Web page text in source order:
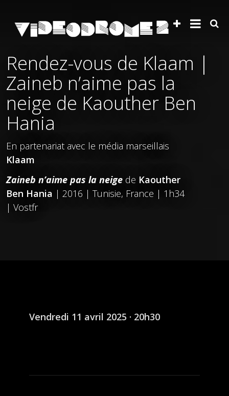
Rendez-vous de Klaam |
Zaineb n’aime pas la
neige de Kaouther Ben
Hania
En partenariat avec le média marseillais
Klaam
Zaineb n’aime pas la neige de Kaouther
Ben Hania | 2016 | Tunisie, France | 1h34
| Vostfr
Vendredi 11 avril 2025 · 20h30